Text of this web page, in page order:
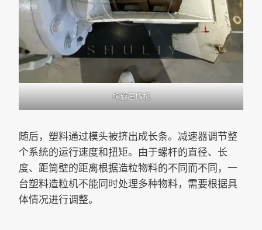
螺旋压榨机
随后，塑料通过模头被挤出成长条。减速器调节整
个系统的运行速度和扭矩。由于螺杆的直径、长
度、距筒壁的距离根据造粒物料的不同而不同，一
台塑料造粒机不能同时处理多种物料，需要根据具
体情况进行调整。